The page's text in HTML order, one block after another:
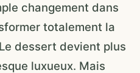
changement dans
totalement la
dessert devient plus
luxueux. Mais